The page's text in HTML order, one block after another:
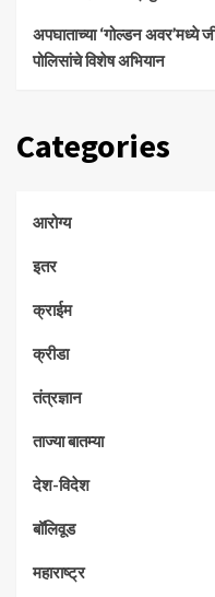
अपघाताच्या ‘गोल्डन अवर’मध्ये
पोलिसांचे विशेष अभियान
Categories
आरोग्य
इतर
क्राईम
क्रीडा
तंत्रज्ञान
ताज्या बातम्या
देश-विदेश
बॉलिवूड
महाराष्ट्र